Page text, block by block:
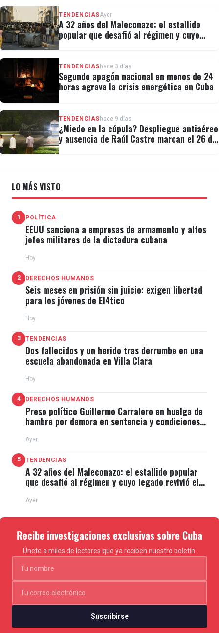
TENDENCIASAyer
A 32 años del Maleconazo: el estallido
popular que desafió al régimen y cuyo
TENDENCIAS hace 3 días
Segundo apagón nacional en menos de 24
horas agrava la crisis energética en Cuba
TENDENCIAS hace 9 días
¿Miedo en la cúpula? Despliegue antiaéreo
y ausencia de Raúl Castro marcan el 26 de
LO MÁS VISTO
1 POLÍTICA
EEUU sanciona a empresas de armamento y altos
jefes militares de la dictadura cubana
Hoy
2 DERECHOS HUMANOS
Seis meses en prisión sin juicio: exigen libertad
para los jóvenes de El4tico
Hoy
3 TENDENCIAS
Dos fallecidos y un herido tras derrumbe en una
escuela abandonada en Villa Clara
Hoy
4 DERECHOS HUMANOS
Preso político Guillermo Carralero en huelga de
hambre por demora en sentencia y condiciones
Ayer
5 TENDENCIAS
A 32 años del Maleconazo: el estallido popular
que desafió al régimen y cuyo legado revivió el
Ayer
Recibe investigaciones exclusivas sobre Cuba
Únete a miles de lectores que ya reciben nuestro boletín.
Suscribirse